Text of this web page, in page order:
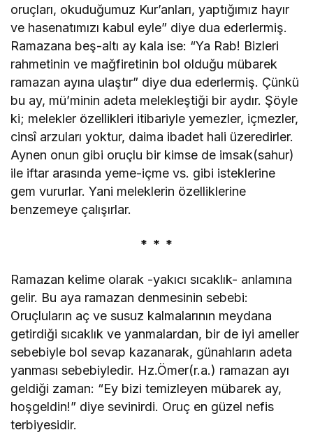
oruçları, okuduğumuz Kur’anları, yaptığımız hayır
ve hasenatımızı kabul eyle” diye dua ederlermiş.
Ramazana beş-altı ay kala ise: “Ya Rab! Bizleri
rahmetinin ve mağfiretinin bol olduğu mübarek
ramazan ayına ulaştır” diye dua ederlermiş. Çünkü
bu ay, mü’minin adeta melekleştiği bir aydır. Şöyle
ki; melekler özellikleri itibariyle yemezler, içmezler,
cinsî arzuları yoktur, daima ibadet hali üzeredirler.
Aynen onun gibi oruçlu bir kimse de imsak(sahur)
ile iftar arasında yeme-içme vs. gibi isteklerine
gem vururlar. Yani meleklerin özelliklerine
benzemeye çalışırlar.
* * *
Ramazan kelime olarak -yakıcı sıcaklık- anlamına
gelir. Bu aya ramazan denmesinin sebebi:
Oruçluların aç ve susuz kalmalarının meydana
getirdiği sıcaklık ve yanmalardan, bir de iyi ameller
sebebiyle bol sevap kazanarak, günahların adeta
yanması sebebiyledir. Hz.Ömer(r.a.) ramazan ayı
geldiği zaman: “Ey bizi temizleyen mübarek ay,
hoşgeldin!” diye sevinirdi. Oruç en güzel nefis
terbiyesidir.